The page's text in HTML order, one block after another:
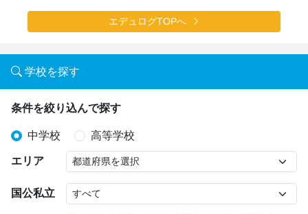
エデュログTOPへ
学校を探す
条件を絞り込んで探す
中学校 高等学校
エリア
国公私立